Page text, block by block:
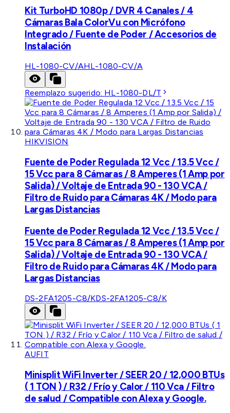
Kit TurboHD 1080p / DVR 4 Canales / 4
Cámaras Bala ColorVu con Micrófono
Integrado / Fuente de Poder / Accesorios de
Instalación
HL-1080-CV/AHL-1080-CV/A
Reemplazo sugerido: HL-1080-DL/T
HIKVISION
Fuente de Poder Regulada 12 Vcc / 13.5 Vcc /
15 Vcc para 8 Cámaras / 8 Amperes (1 Amp por
Salida) / Voltaje de Entrada 90 - 130 VCA /
Filtro de Ruido para Cámaras 4K / Modo para
Largas Distancias
Fuente de Poder Regulada 12 Vcc / 13.5 Vcc /
15 Vcc para 8 Cámaras / 8 Amperes (1 Amp por
Salida) / Voltaje de Entrada 90 - 130 VCA /
Filtro de Ruido para Cámaras 4K / Modo para
Largas Distancias
DS-2FA1205-C8/KDS-2FA1205-C8/K
AUFIT
Minisplit WiFi Inverter / SEER 20 / 12,000 BTUs
( 1 TON ) / R32 / Frío y Calor / 110 Vca / Filtro
de salud / Compatible con Alexa y Google.